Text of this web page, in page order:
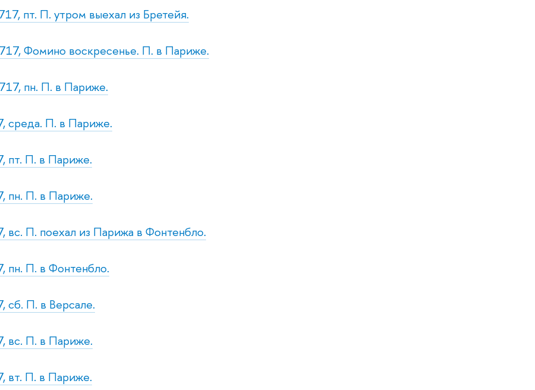
пт. П. утром выехал из Бретейя.
Фомино воскресенье. П. в Париже.
пн. П. в Париже.
среда. П. в Париже.
пт. П. в Париже.
пн. П. в Париже.
вс. П. поехал из Парижа в Фонтенбло.
пн. П. в Фонтенбло.
сб. П. в Версале.
вс. П. в Париже.
вт. П. в Париже.